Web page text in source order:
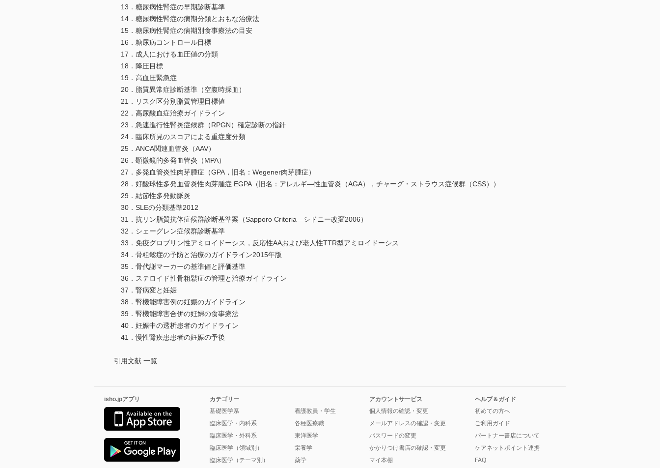
13．糖尿病性腎症の早期診断基準
14．糖尿病性腎症の病期分類とおもな治療法
15．糖尿病性腎症の病期別食事療法の目安
16．糖尿病コントロール目標
17．成人における血圧値の分類
18．降圧目標
19．高血圧緊急症
20．脂質異常症診断基準（空腹時採血）
21．リスク区分別脂質管理目標値
22．高尿酸血症治療ガイドライン
23．急速進行性腎炎症候群（RPGN）確定診断の指針
24．臨床所見のスコアによる重症度分類
25．ANCA関連血管炎（AAV）
26．顕微鏡的多発血管炎（MPA）
27．多発血管炎性肉芽腫症（GPA，旧名：Wegener肉芽腫症）
28．好酸球性多発血管炎性肉芽腫症 EGPA（旧名：アレルギ―性血管炎（AGA），チャーグ・ストラウス症候群（CSS））
29．結節性多発動脈炎
30．SLEの分類基準2012
31．抗リン脂質抗体症候群診断基準案（Sapporo Criteria―シドニー改変2006）
32．シェーグレン症候群診断基準
33．免疫グロブリン性アミロイドーシス，反応性AAおよび老人性TTR型アミロイドーシス
34．骨粗鬆症の予防と治療のガイドライン2015年版
35．骨代謝マーカーの基準値と評価基準
36．ステロイド性骨粗鬆症の管理と治療ガイドライン
37．腎病変と妊娠
38．腎機能障害例の妊娠のガイドライン
39．腎機能障害合併の妊婦の食事療法
40．妊娠中の透析患者のガイドライン
41．慢性腎疾患患者の妊娠の予後
引用文献 一覧
isho.jpアプリ
カテゴリー
基礎医学系
臨床医学・内科系
臨床医学・外科系
臨床医学（領域別）
臨床医学（テーマ別）
看護教員・学生
各種医療職
東洋医学
栄養学
薬学
アカウントサービス
個人情報の確認・変更
メールアドレスの確認・変更
パスワードの変更
かかりつけ書店の確認・変更
マイ本棚
ヘルプ＆ガイド
初めての方へ
ご利用ガイド
パートナー書店について
ケアネットポイント連携
FAQ